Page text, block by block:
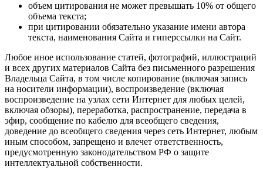
объем цитирования не может превышать 10% от общего
объема текста;
при цитировании обязательно указание имени автора
текста, наименования Сайта и гиперссылки на Сайт.
Любое иное использование статей, фотографий, иллюстраций
и всех других материалов Сайта без письменного разрешения
Владельца Сайта, в том числе копирование (включая запись
на носители информации), воспроизведение (включая
воспроизведение на узлах сети Интернет для любых целей,
включая обзоры), переработка, распространение, передача в
эфир, сообщение по кабелю для всеобщего сведения,
доведение до всеобщего сведения через сеть Интернет, любым
иным способом, запрещено и влечет ответственность,
предусмотренную законодательством РФ о защите
интеллектуальной собственности.